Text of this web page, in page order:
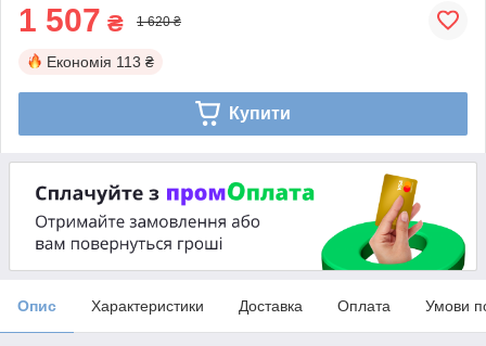
1 507 ₴ 1 620 ₴
Економія 113 ₴
Купити
Опис Характеристики Доставка Оплата Умови